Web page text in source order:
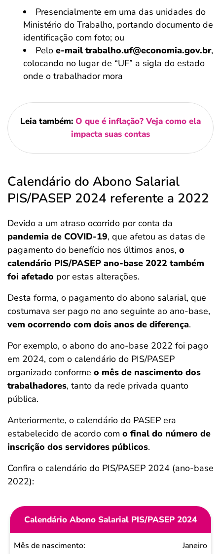
Presencialmente em uma das unidades do
Ministério do Trabalho, portando documento de
identificação com foto; ou
Pelo e-mail trabalho.uf@economia.gov.br,
colocando no lugar de “UF” a sigla do estado
onde o trabalhador mora
Leia também: O que é inflação? Veja como ela
impacta suas contas
Calendário do Abono Salarial
PIS/PASEP 2024 referente a 2022
Devido a um atraso ocorrido por conta da
pandemia de COVID-19, que afetou as datas de
pagamento do benefício nos últimos anos, o
calendário PIS/PASEP ano-base 2022 também
foi afetado por estas alterações.
Desta forma, o pagamento do abono salarial, que
costumava ser pago no ano seguinte ao ano-base,
vem ocorrendo com dois anos de diferença.
Por exemplo, o abono do ano-base 2022 foi pago
em 2024, com o calendário do PIS/PASEP
organizado conforme o mês de nascimento dos
trabalhadores, tanto da rede privada quanto
pública.
Anteriormente, o calendário do PASEP era
estabelecido de acordo com o final do número de
inscrição dos servidores públicos.
Confira o calendário do PIS/PASEP 2024 (ano-base
2022):
Calendário Abono Salarial PIS/PASEP 2024
Mês de
Janeiro